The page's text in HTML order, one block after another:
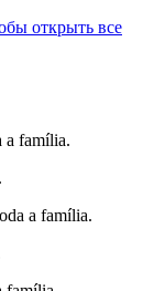
открыть все
a família.
a família.